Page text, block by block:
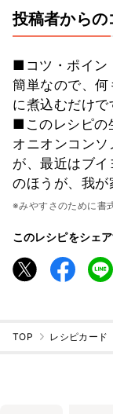
投稿者からの
■コツ・ポイン
簡単なので、何
に煮込むだけで
■このレシピの
オニオンコン
が、最近はブ
のほうが、我が
※みやすさのために書
このレシピをシェ
TOP レシピカード